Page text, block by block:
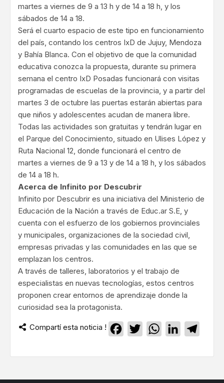
martes a viernes de 9 a 13 h y de 14 a 18 h, y los
sábados de 14 a 18.
Será el cuarto espacio de este tipo en funcionamiento
del país, contando los centros IxD de Jujuy, Mendoza
y Bahía Blanca. Con el objetivo de que la comunidad
educativa conozca la propuesta, durante su primera
semana el centro IxD Posadas funcionará con visitas
programadas de escuelas de la provincia, y a partir del
martes 3 de octubre las puertas estarán abiertas para
que niños y adolescentes acudan de manera libre.
Todas las actividades son gratuitas y tendrán lugar en
el Parque del Conocimiento, situado en Ulises López y
Ruta Nacional 12, donde funcionará el centro de
martes a viernes de 9 a 13 y de 14 a 18 h, y los sábados
de 14 a 18 h.
Acerca de Infinito por Descubrir
Infinito por Descubrir es una iniciativa del Ministerio de
Educación de la Nación a través de Educ.ar S.E, y
cuenta con el esfuerzo de los gobiernos provinciales
y municipales, organizaciones de la sociedad civil,
empresas privadas y las comunidades en las que se
emplazan los centros.
A través de talleres, laboratorios y el trabajo de
especialistas en nuevas tecnologías, estos centros
proponen crear entornos de aprendizaje donde la
curiosidad sea la protagonista.
Compartí esta noticia ! Facebook
TwitterWhatsApp
LinkedIn